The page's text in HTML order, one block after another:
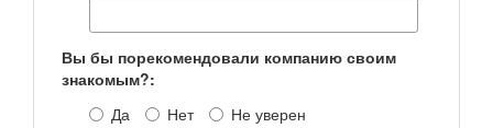
Вы бы порекомендовали компанию своим
знакомым?:
Да
Нет Не уверен